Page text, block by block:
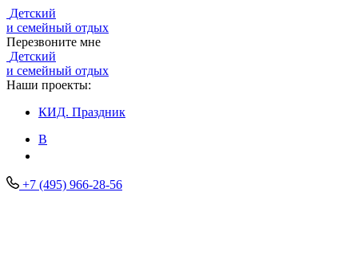
Детский
и семейный отдых
Перезвоните мне
Детский
и семейный отдых
Наши проекты:
КИД. Праздник
В
+7 (495) 966-28-56